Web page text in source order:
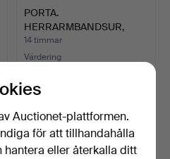
PORTA.
HERRARMBANDSUR,
„HANOMAG-EHRUNG“, 1…
14 timmar
Värdering
Auctionet-plattformen.
för att tillhandahålla
hantera eller återkalla ditt